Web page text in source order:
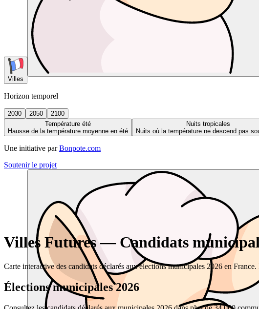
Villes
Horizon temporel
2030 2050
2100
Température été
Hausse de la température moyenne en été
Nuits tropicales
Nuits où la température ne descend pas
Une initiative par Bonpote.com
Soutenir le projet
Villes Futures — Candidats
Carte interactive des candidats déclarés aux élections municipales 2026 en
Élections municipales 2026